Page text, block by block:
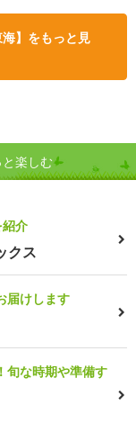
】をもっと見
楽しむ
介
クス
届けします
旬な時期や準備す